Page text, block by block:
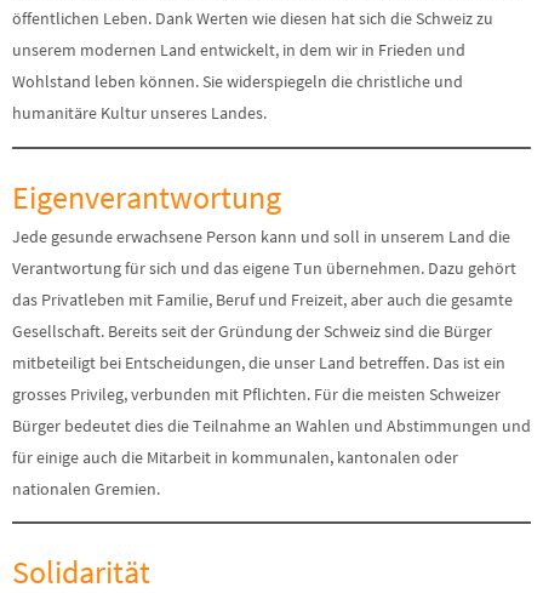
öffentlichen Leben. Dank Werten wie diesen hat sich die Schweiz zu
unserem modernen Land entwickelt, in dem wir in Frieden und
Wohlstand leben können. Sie widerspiegeln die christliche und
humanitäre Kultur unseres Landes.
Eigenverantwortung
Jede gesunde erwachsene Person kann und soll in unserem Land die
Verantwortung für sich und das eigene Tun übernehmen. Dazu gehört
das Privatleben mit Familie, Beruf und Freizeit, aber auch die gesamte
Gesellschaft. Bereits seit der Gründung der Schweiz sind die Bürger
mitbeteiligt bei Entscheidungen, die unser Land betreffen. Das ist ein
grosses Privileg, verbunden mit Pflichten. Für die meisten Schweizer
Bürger bedeutet dies die Teilnahme an Wahlen und Abstimmungen und
für einige auch die Mitarbeit in kommunalen, kantonalen oder
nationalen Gremien.
Solidarität